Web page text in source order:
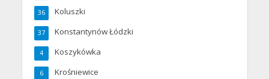
Koluszki
36
Konstantynów Łódzki
37
Koszykówka
4
Krośniewice
6